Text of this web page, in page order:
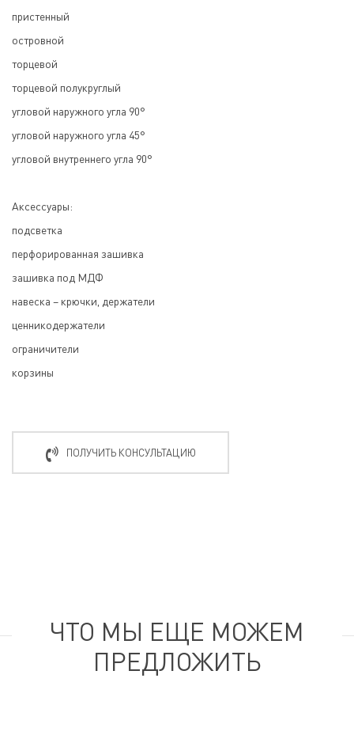
пристенный
островной
торцевой
торцевой полукруглый
угловой наружного угла 90°
угловой наружного угла 45°
угловой внутреннего угла 90°
Аксессуары:
подсветка
перфорированная зашивка
зашивка под МДФ
навеска – крючки, держатели
ценникодержатели
ограничители
корзины
ПОЛУЧИТЬ КОНСУЛЬТАЦИЮ
ЧТО МЫ ЕЩЕ МОЖЕМ
ПРЕДЛОЖИТЬ